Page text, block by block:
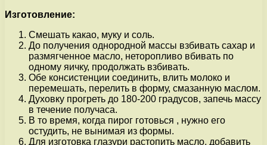
Изготовление:
Смешать какао, муку и соль.
До получения однородной массы взбивать сахар и
размягченное масло, неторопливо вбивать по
одному яичку, продолжать взбивать.
Обе консистенции соединить, влить молоко и
перемешать, перелить в форму, смазанную маслом.
Духовку прогреть до 180-200 градусов, запечь массу
в течение получаса.
В то время, когда пирог готовься , нужно его
остудить, не вынимая из формы.
Для изготовка глазури растопить масло, добавить